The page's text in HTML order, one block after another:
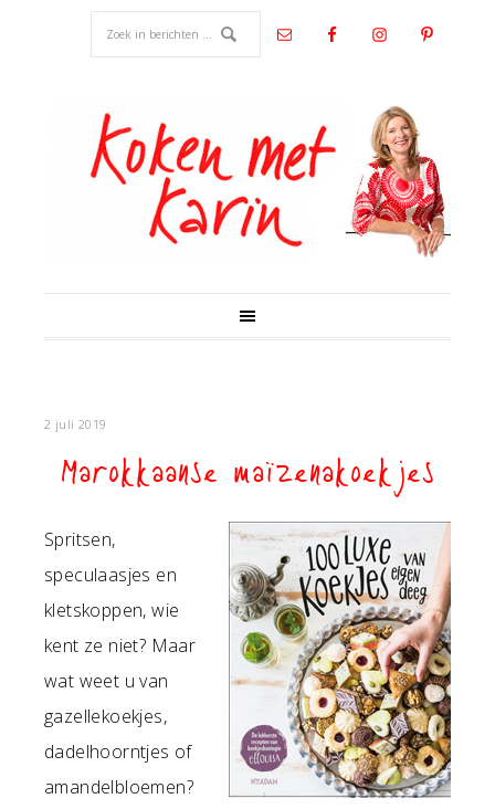
2 juli 2019
Marokkaanse maïzenakoekjes
Spritsen,
speculaasjes en
kletskoppen, wie
kent ze niet? Maar
wat weet u van
gazellekoekjes,
dadelhoorntjes of
amandelbloemen?